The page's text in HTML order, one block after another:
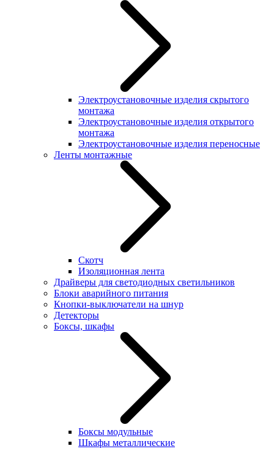
Электроустановочные изделия скрытого
монтажа
Электроустановочные изделия открытого
монтажа
Электроустановочные изделия переносные
Ленты монтажные
Скотч
Изоляционная лента
Драйверы для светодиодных светильников
Блоки аварийного питания
Кнопки-выключатели на шнур
Детекторы
Боксы, шкафы
Боксы модульные
Шкафы металлические